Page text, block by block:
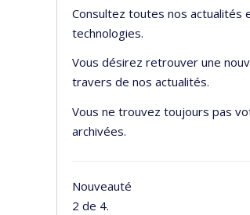
Consultez toutes nos actualités
technologies.
Vous désirez retrouver une
travers de nos actualités.
Vous ne trouvez toujours pas
archivées.
Nouveauté
2 de 4.